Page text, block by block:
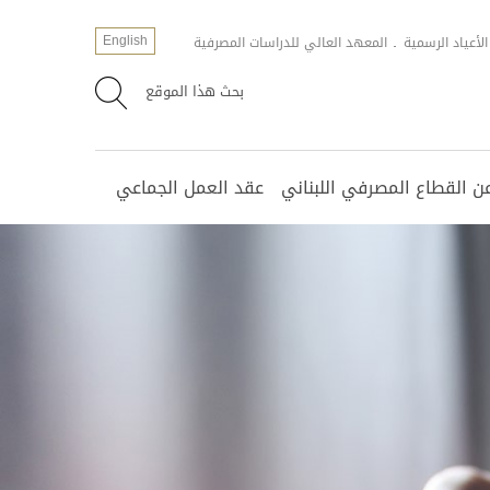
English الأعياد الرسمية المعهد العالي للدراسات المصرفية
بحث هذا الموقع
القطاع المصرفي اللبناني عقد العمل الجماعي